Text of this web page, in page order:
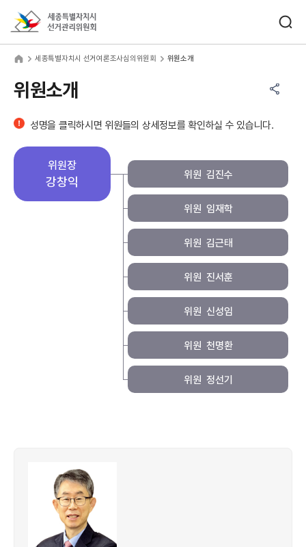
세종특별자치시 선거여론조사심의위원회 위원소개
위원소개
성명을 클릭하시면 위원들의 상세정보를 확인하실 수 있습니다.
위원장
강창익 위원 김진수
위원 임재학
위원 김근태
위원 진서훈
위원 신성임
위원 천명환
위원 정선기